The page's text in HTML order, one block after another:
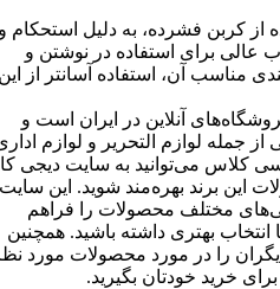
از کربن فشرده، به دلیل استحکام
عالی برای استفاده در نوشتن و
مناسب آن، استفاده آسانتر از
آنلاین در ایران است و
جمله لوازم التحریر و لوازم
کلاس می‌توانید به سایت دیجی
این برند بهره‌مند شوید. این سایت
مختلف محصولات را فراهم
بهتری داشته باشید. همچنین
را در مورد محصولات مورد
خرید خودتان بگیرید.